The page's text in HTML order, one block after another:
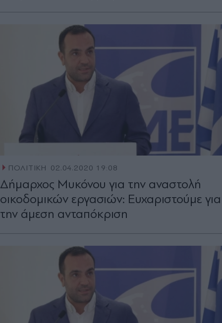
ΠΟΛΙΤΙΚΗ 02.04.2020 19:08
Δήμαρχος Μυκόνου για την αναστολή
οικοδομικών εργασιών: Ευχαριστούμε για
την άμεση ανταπόκριση